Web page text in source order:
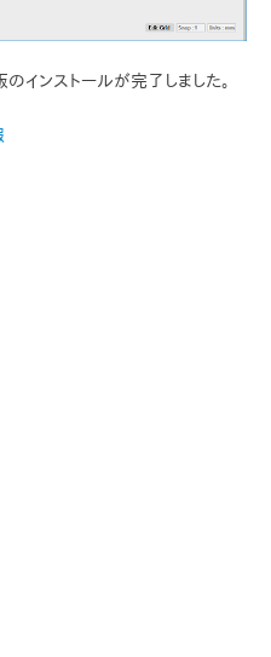
ンストールが完了しました。